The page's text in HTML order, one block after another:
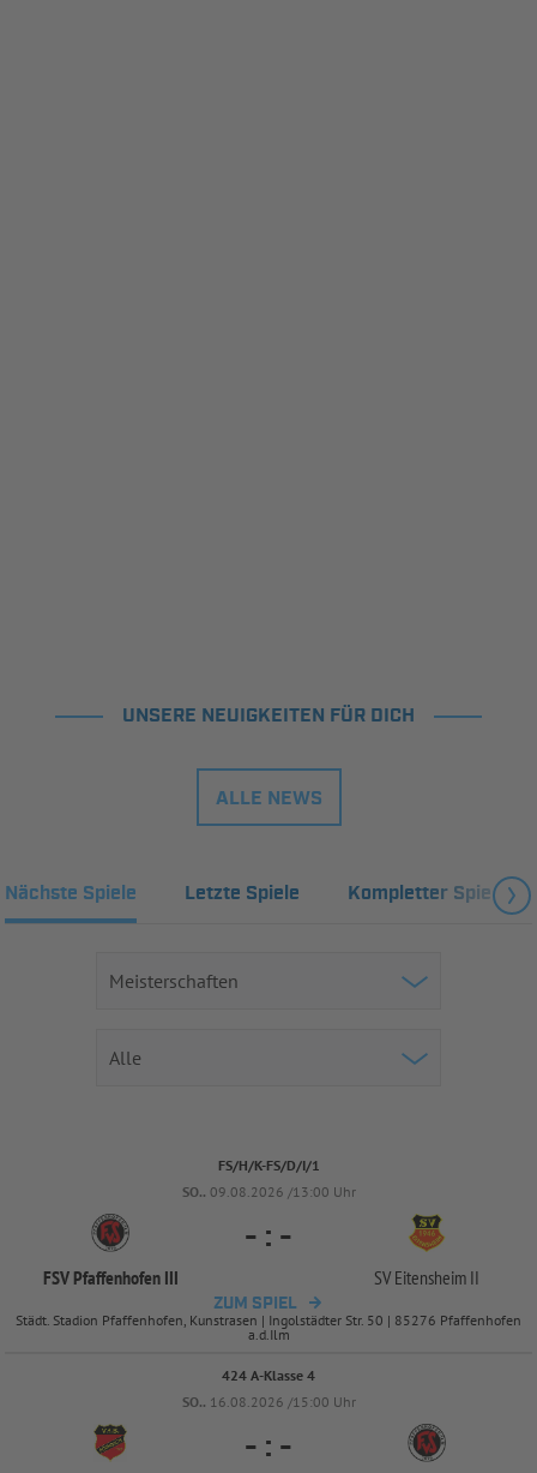
UNSERE NEUIGKEITEN FÜR DICH
ALLE NEWS
Nächste Spiele Letzte Spiele Kompletter Spielplan
FS/H/K-FS/D/I/1
SO.. 09.08.2026 /13:00 Uhr
FSV Pfaffenhofen III
- : -
SV Eitensheim II
ZUM SPIEL
Städt. Stadion Pfaffenhofen, Kunstrasen | Ingolstädter Str. 50 | 85276 Pfaffenhofen
a.d.Ilm
424 A-Klasse 4
SO.. 16.08.2026 /15:00 Uhr
- : -